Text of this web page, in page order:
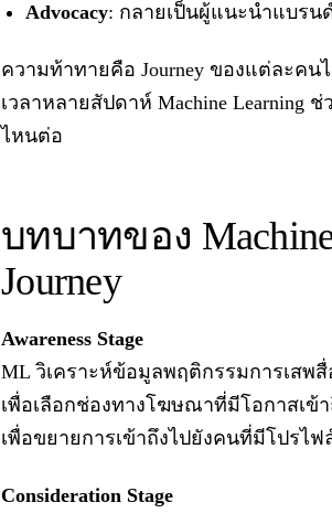
Advocacy: กลายเป็นผู้แนะนำแบรน
ความท้าทายคือ Journey ของแต่ละค
เวลาหลายสัปดาห์ Machine Learning
ไหนต่อ
บทบาทของ
Journey
Awareness Stage
ML วิเคราะห์ข้อมูลพฤติกรรมการเสพ
เพื่อเลือกช่องทางโฆษณาที่มีโอกาสเข้
เพื่อขยายการเข้าถึงไปยังคนที่มีโปรไ
Consideration Stage